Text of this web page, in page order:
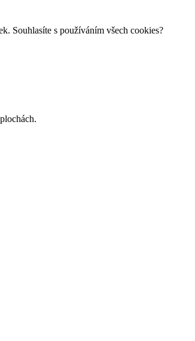
Souhlasíte s používáním všech cookies?